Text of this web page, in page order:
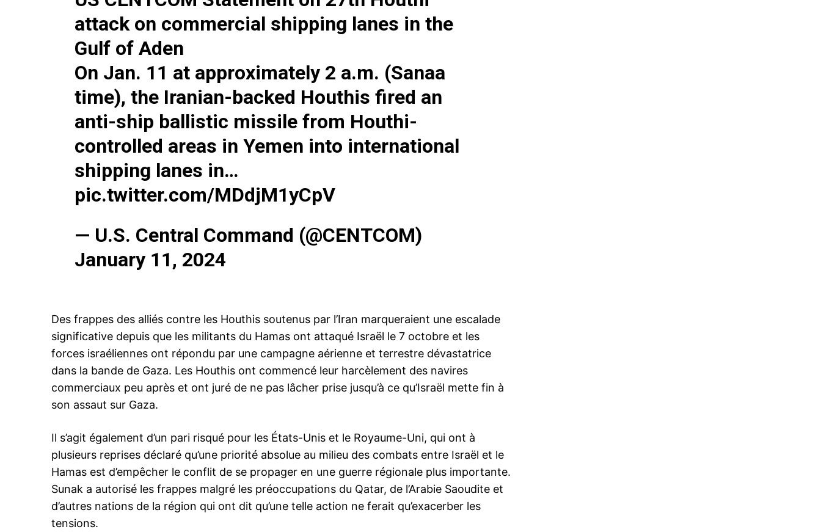
attack on commercial shipping lanes in the
Gulf of Aden
On Jan. 11 at approximately 2 a.m. (Sanaa
time), the Iranian-backed Houthis fired an
anti-ship ballistic missile from Houthi-
controlled areas in Yemen into international
shipping lanes in…
pic.twitter.com/MDdjM1yCpV
— U.S. Central Command (@CENTCOM)
January 11, 2024
Des frappes des alliés contre les Houthis soutenus par l’Iran marqueraient une escalade
significative depuis que les militants du Hamas ont attaqué Israël le 7 octobre et les
forces israéliennes ont répondu par une campagne aérienne et terrestre dévastatrice
dans la bande de Gaza. Les Houthis ont commencé leur harcèlement des navires
commerciaux peu après et ont juré de ne pas lâcher prise jusqu’à ce qu’Israël mette fin à
son assaut sur Gaza.
Il s’agit également d’un pari risqué pour les États-Unis et le Royaume-Uni, qui ont à
plusieurs reprises déclaré qu’une priorité absolue au milieu des combats entre Israël et le
Hamas est d’empêcher le conflit de se propager en une guerre régionale plus importante.
Sunak a autorisé les frappes malgré les préoccupations du Qatar, de l’Arabie Saoudite et
d’autres nations de la région qui ont dit qu’une telle action ne ferait qu’exacerber les
tensions.